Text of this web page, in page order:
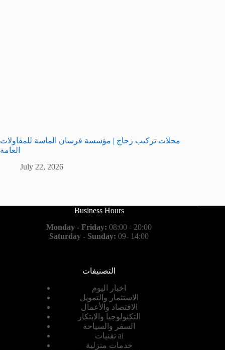
محلات تركيب زجاج | مؤسسة فرسان الماسة للمقاولات
العامة
July 22, 2026
Business Hours
Monday - Friday: 08:00 - 20:00
Saturday - Sunday: 09- 14:00
التصنيفات
اخبار اليوم
الاستثمار والتمويل
الاقتصاد والأعمال
التكنولوجيا والابتكار
السفر والسياحة
تقنيات ai
خدمات منزلية